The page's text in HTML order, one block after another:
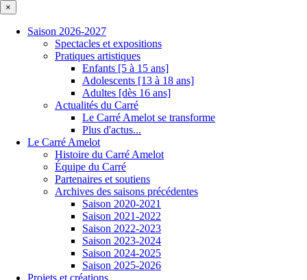
×
Saison 2026-2027
Spectacles et expositions
Pratiques artistiques
Enfants [5 à 15 ans]
Adolescents [13 à 18 ans]
Adultes [dès 16 ans]
Actualités du Carré
Le Carré Amelot se transforme
Plus d'actus...
Le Carré Amelot
Histoire du Carré Amelot
Équipe du Carré
Partenaires et soutiens
Archives des saisons précédentes
Saison 2020-2021
Saison 2021-2022
Saison 2022-2023
Saison 2023-2024
Saison 2024-2025
Saison 2025-2026
Projets et créations